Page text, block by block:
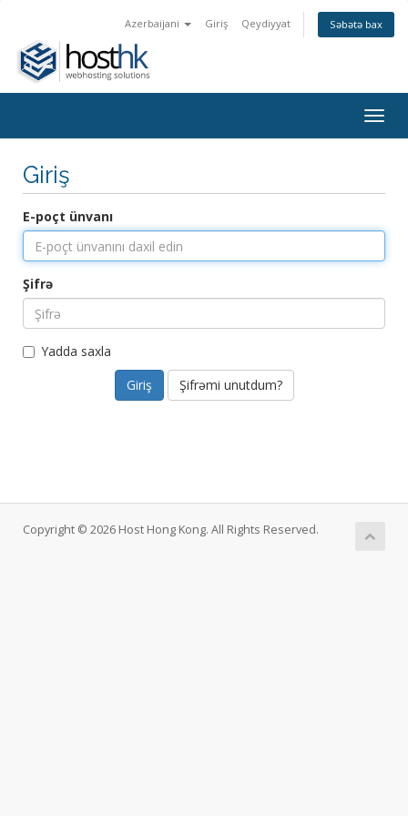
Azerbaijani Giriş Qeydiyyat Səbətə bax
Giriş
E-poçt ünvanı
Şifrə
Yadda saxla
Şifrəmi unutdum?
Copyright © 2026 Host Hong Kong. All Rights Reserved.